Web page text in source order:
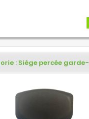
: Siège percée